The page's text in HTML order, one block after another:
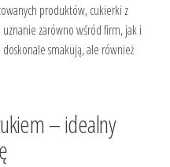
produktów, cukierki z
uznanie zarówno wśród firm, jak i
smakują, ale również
– idealny